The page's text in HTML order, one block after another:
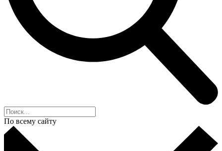
По всему сайту